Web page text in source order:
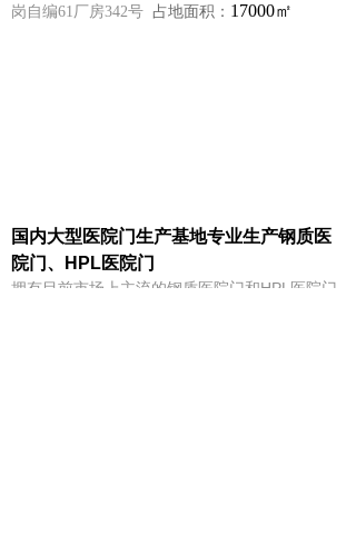
岗自编61厂房342号 占地面积： 17000㎡
国内大型医院门生产基地专业生产钢质医
院门、HPL医院门
拥有目前市场上主流的钢质医院门和HPL医院门